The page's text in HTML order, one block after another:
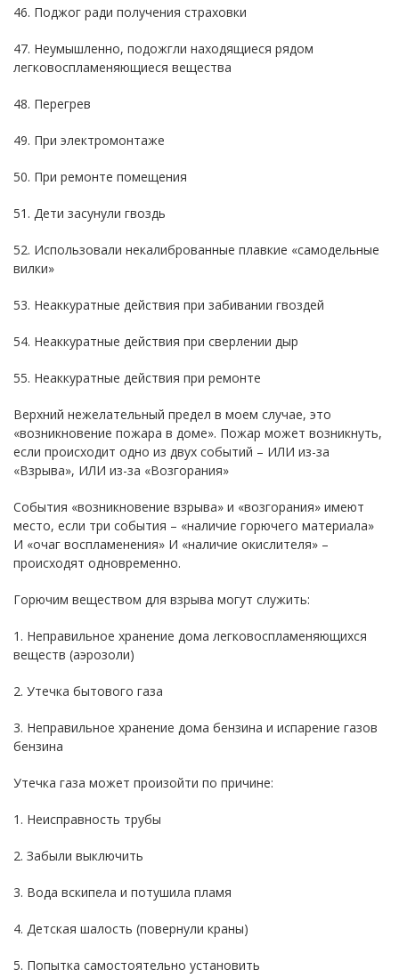
46. Поджог ради получения страховки
47. Неумышленно, подожгли находящиеся рядом
легковоспламеняющиеся вещества
48. Перегрев
49. При электромонтаже
50. При ремонте помещения
51. Дети засунули гвоздь
52. Использовали некалиброванные плавкие «самодельные
вилки»
53. Неаккуратные действия при забивании гвоздей
54. Неаккуратные действия при сверлении дыр
55. Неаккуратные действия при ремонте
Верхний нежелательный предел в моем случае, это
«возникновение пожара в доме». Пожар может возникнуть,
если происходит одно из двух событий – ИЛИ из-за
«Взрыва», ИЛИ из-за «Возгорания»
События «возникновение взрыва» и «возгорания» имеют
место, если три события – «наличие горючего материала»
И «очаг воспламенения» И «наличие окислителя» –
происходят одновременно.
Горючим веществом для взрыва могут служить:
1. Неправильное хранение дома легковоспламеняющихся
веществ (аэрозоли)
2. Утечка бытового газа
3. Неправильное хранение дома бензина и испарение газов
бензина
Утечка газа может произойти по причине:
1. Неисправность трубы
2. Забыли выключить
3. Вода вскипела и потушила пламя
4. Детская шалость (повернули краны)
5. Попытка самостоятельно установить